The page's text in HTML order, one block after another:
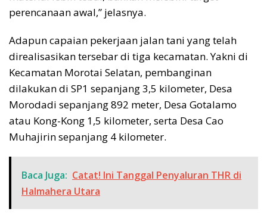
perencanaan awal,” jelasnya.
Adapun capaian pekerjaan jalan tani yang telah
direalisasikan tersebar di tiga kecamatan. Yakni di
Kecamatan Morotai Selatan, pembanginan
dilakukan di SP1 sepanjang 3,5 kilometer, Desa
Morodadi sepanjang 892 meter, Desa Gotalamo
atau Kong-Kong 1,5 kilometer, serta Desa Cao
Muhajirin sepanjang 4 kilometer.
Baca Juga: Catat! Ini Tanggal Penyaluran THR di
Halmahera Utara